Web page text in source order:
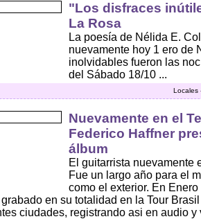
"Los disfraces
La Rosa
La poesía de Nélida E.
nuevamente hoy 1 ero de
inolvidables fueron las
del Sábado 18/10 ...
Locales
Nuevamente en el
Federico Haffner
álbum
El guitarrista nuevamente
Fue un largo año para el
como el exterior. En
en su totalidad en la Tour
ciudades, registrando asi en audio y